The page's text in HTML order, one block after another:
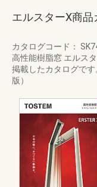
エルスターX商品
カタログコード：
高性能樹脂窓 エルス
掲載したカタログで
版）